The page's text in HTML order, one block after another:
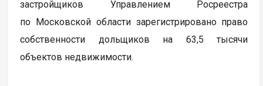
застройщиков Управлением Росреестра
по Московской области зарегистрировано право
собственности дольщиков на 63,5 тысячи
объектов недвижимости.